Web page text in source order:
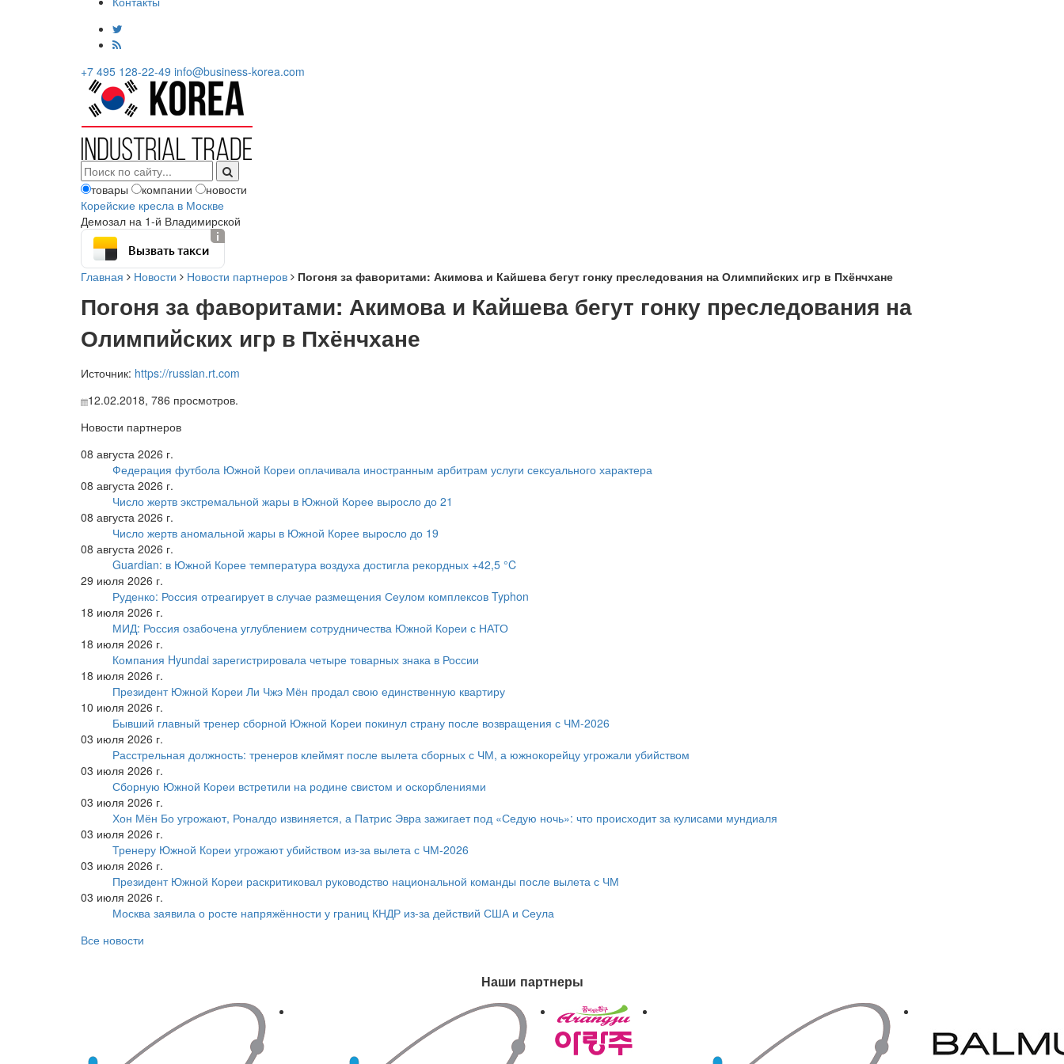
+7 495 128-22-49 info@business-korea.com
товары компании
новости
Корейские кресла в Москве
Демозал на 1-й Владимирской
Вызвать такси
Главная Новости Новости партнеров Погоня за фаворитами: Акимова и Кайшева бегут гонку преследования на Олимпийских игр в Пхёнчхане
Погоня за фаворитами: Акимова и Кайшева бегут гонку преследования на
Олимпийских игр в Пхёнчхане
Источник: https://russian.rt.com
12.02.2018, 786 просмотров.
Новости партнеров
08 августа 2026 г.
Федерация футбола Южной Кореи оплачивала иностранным арбитрам услуги сексуального характера
08 августа 2026 г.
Число жертв экстремальной жары в Южной Корее выросло до 21
08 августа 2026 г.
Число жертв аномальной жары в Южной Корее выросло до 19
08 августа 2026 г.
Guardian: в Южной Корее температура воздуха достигла рекордных +42,5 °C
29 июля 2026 г.
Руденко: Россия отреагирует в случае размещения Сеулом комплексов Typhon
18 июля 2026 г.
МИД: Россия озабочена углублением сотрудничества Южной Кореи с НАТО
18 июля 2026 г.
Компания Hyundai зарегистрировала четыре товарных знака в России
18 июля 2026 г.
Президент Южной Кореи Ли Чжэ Мён продал свою единственную квартиру
10 июля 2026 г.
Бывший главный тренер сборной Южной Кореи покинул страну после возвращения с ЧМ-2026
03 июля 2026 г.
Расстрельная должность: тренеров клеймят после вылета сборных с ЧМ, а южнокорейцу угрожали убийством
03 июля 2026 г.
Сборную Южной Кореи встретили на родине свистом и оскорблениями
03 июля 2026 г.
Хон Мён Бо угрожают, Роналдо извиняется, а Патрис Эвра зажигает под «Седую ночь»: что происходит за кулисами мундиаля
03 июля 2026 г.
Тренеру Южной Кореи угрожают убийством из-за вылета с ЧМ-2026
03 июля 2026 г.
Президент Южной Кореи раскритиковал руководство национальной команды после вылета с ЧМ
03 июля 2026 г.
Москва заявила о росте напряжённости у границ КНДР из-за действий США и Сеула
Все новости
Наши партнеры